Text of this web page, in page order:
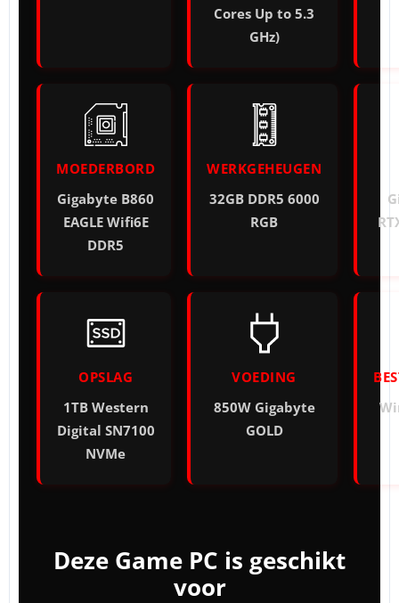
Cores Up to 5.3
GHz)
MOEDERBORD
Gigabyte B860
EAGLE Wifi6E
DDR5
WERKGEHEUGEN
32GB DDR5 6000
RGB
OPSLAG
1TB Western
Digital SN7100
NVMe
VOEDING
850W Gigabyte
GOLD
Deze Game PC is geschikt
voor